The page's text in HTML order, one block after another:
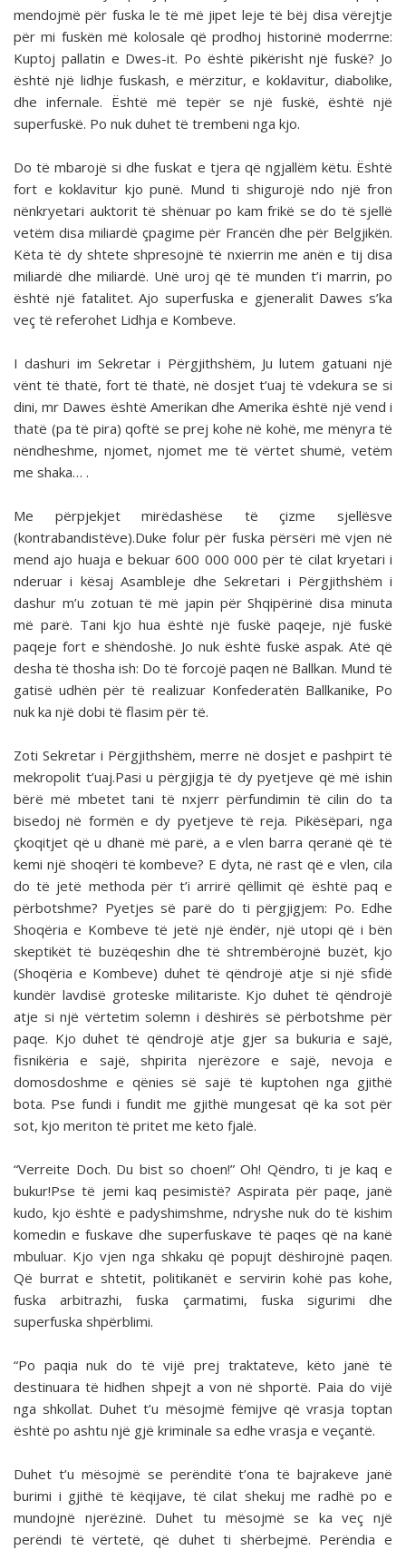
mendojmë për fuska le të më jipet leje të bëj disa vërejtje
për mi fuskën më kolosale që prodhoj historinë moderrne:
Kuptoj pallatin e Dwes-it. Po është pikërisht një fuskë? Jo
është një lidhje fuskash, e mërzitur, e koklavitur, diabolike,
dhe infernale. Është më tepër se një fuskë, është një
superfuskë. Po nuk duhet të trembeni nga kjo.
Do të mbarojë si dhe fuskat e tjera që ngjallëm këtu. Është
fort e koklavitur kjo punë. Mund ti shigurojë ndo një fron
nënkryetari auktorit të shënuar po kam frikë se do të sjellë
vetëm disa miliardë çpagime për Francën dhe për Belgjikën.
Këta të dy shtete shpresojnë të nxierrin me anën e tij disa
miliardë dhe miliardë. Unë uroj që të munden t’i marrin, po
është një fatalitet. Ajo superfuska e gjeneralit Dawes s’ka
veç të referohet Lidhja e Kombeve.
I dashuri im Sekretar i Përgjithshëm, Ju lutem gatuani një
vënt të thatë, fort të thatë, në dosjet t’uaj të vdekura se si
dini, mr Dawes është Amerikan dhe Amerika është një vend i
thatë (pa të pira) qoftë se prej kohe në kohë, me mënyra të
nëndheshme, njomet, njomet me të vërtet shumë, vetëm
me shaka… .
Me përpjekjet mirëdashëse të çizme sjellësve
(kontrabandistëve).Duke folur për fuska përsëri më vjen në
mend ajo huaja e bekuar 600 000 000 për të cilat kryetari i
nderuar i kësaj Asambleje dhe Sekretari i Përgjithshëm i
dashur m’u zotuan të më japin për Shqipërinë disa minuta
më parë. Tani kjo hua është një fuskë paqeje, një fuskë
paqeje fort e shëndoshë. Jo nuk është fuskë aspak. Atë që
desha të thosha ish: Do të forcojë paqen në Ballkan. Mund të
gatisë udhën për të realizuar Konfederatën Ballkanike, Po
nuk ka një dobi të flasim për të.
Zoti Sekretar i Përgjithshëm, merre në dosjet e pashpirt të
mekropolit t’uaj.Pasi u përgjigja të dy pyetjeve që më ishin
bërë më mbetet tani të nxjerr përfundimin të cilin do ta
bisedoj në formën e dy pyetjeve të reja. Pikësëpari, nga
çkoqitjet që u dhanë më parë, a e vlen barra qeranë që të
kemi një shoqëri të kombeve? E dyta, në rast që e vlen, cila
do të jetë methoda për t’i arrirë qëllimit që është paq e
përbotshme? Pyetjes së parë do ti përgjigjem: Po. Edhe
Shoqëria e Kombeve të jetë një ëndër, një utopi që i bën
skeptikët të buzëqeshin dhe të shtrembërojnë buzët, kjo
(Shoqëria e Kombeve) duhet të qëndrojë atje si një sfidë
kundër lavdisë groteske militariste. Kjo duhet të qëndrojë
atje si një vërtetim solemn i dëshirës së përbotshme për
paqe. Kjo duhet të qëndrojë atje gjer sa bukuria e sajë,
fisnikëria e sajë, shpirita njerëzore e sajë, nevoja e
domosdoshme e qënies së sajë të kuptohen nga gjithë
bota. Pse fundi i fundit me gjithë mungesat që ka sot për
sot, kjo meriton të pritet me këto fjalë.
“Verreite Doch. Du bist so choen!” Oh! Qëndro, ti je kaq e
bukur!Pse të jemi kaq pesimistë? Aspirata për paqe, janë
kudo, kjo është e padyshimshme, ndryshe nuk do të kishim
komedin e fuskave dhe superfuskave të paqes që na kanë
mbuluar. Kjo vjen nga shkaku që popujt dëshirojnë paqen.
Që burrat e shtetit, politikanët e servirin kohë pas kohe,
fuska arbitrazhi, fuska çarmatimi, fuska sigurimi dhe
superfuska shpërblimi.
“Po paqia nuk do të vijë prej traktateve, këto janë të
destinuara të hidhen shpejt a von në shportë. Paia do vijë
nga shkollat. Duhet t’u mësojmë fëmijve që vrasja toptan
është po ashtu një gjë kriminale sa edhe vrasja e veçantë.
Duhet t’u mësojmë se perënditë t’ona të bajrakeve janë
burimi i gjithë të këqijave, të cilat shekuj me radhë po e
mundojnë njerëzinë. Duhet tu mësojmë se ka veç një
perëndi të vërtetë, që duhet ti shërbejmë. Perëndia e